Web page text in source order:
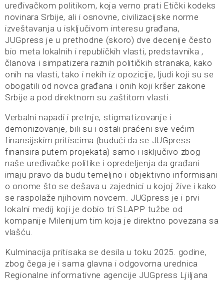
uređivačkom politikom, koja verno prati Etički kodeks
novinara Srbije, ali i osnovne, civilizacijske norme
izveštavanja u isključivom interesu građana,
JUGpress je u prethodne (skoro) dve decenije često
bio meta lokalnih i republičkih vlasti, predstavnika ,
članova i simpatizera raznih političkih stranaka, kako
onih na vlasti, tako i nekih iz opozicije, ljudi koji su se
obogatili od novca građana i onih koji kršer zakone
Srbije a pod direktnom su zaštitom vlasti.
Verbalni napadi i pretnje, stigmatizovanje i
demonizovanje, bili su i ostali praćeni sve većim
finansijskim pritiscima (budući da se JUGpress
finansira putem projekata) samo i isključivo zbog
naše uređivačke politike i opredeljenja da građani
imaju pravo da budu temeljno i objektivno informisani
o onome što se dešava u zajednici u kojoj žive i kako
se raspolaže njihovim novcem. JUGpress je i prvi
lokalni medij koji je dobio tri SLAPP tužbe od
kompanije Milenijum tim koja je direktno povezana sa
vlašću.
Kulminacija pritisaka se desila u toku 2025. godine,
zbog čega je i sama glavna i odgovorna urednica
Regionalne informativne agencije JUGpress Ljiljana